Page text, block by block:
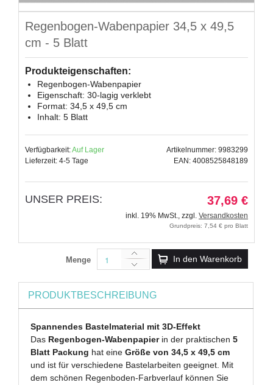
Regenbogen-Wabenpapier 34,5 x 49,5
cm - 5 Blatt
Produkteigenschaften:
Regenbogen-Wabenpapier
Eigenschaft: 30-lagig verklebt
Format: 34,5 x 49,5 cm
Inhalt: 5 Blatt
Verfügbarkeit:Auf Lager
Lieferzeit: 4-5 Tage
Artikelnummer: 9983299
EAN: 4008525848189
UNSER PREIS: 37,69 €
inkl. 19% MwSt., zzgl. Versandkosten
Grundpreis: 7,54 € pro Blatt
Menge In den Warenkorb
PRODUKTBESCHREIBUNG
Spannendes Bastelmaterial mit 3D-Effekt
Das Regenbogen-Wabenpapierin der praktischen5
Blatt Packung hat eineGröße von 34,5 x 49,5 cm
und ist für verschiedene Bastelarbeiten geeignet. Mit
dem schönen Regenboden-Farbverlauf können Sie